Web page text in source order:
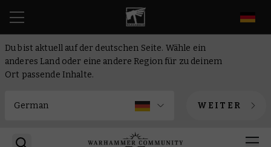
Du bist aktuell auf der deutschen Seite. Wähle ein
anderes Land oder eine andere Region für zu deinem
Ort passende Inhalte.
WEITER